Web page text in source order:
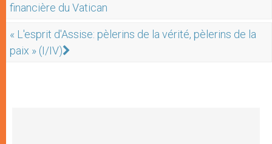
financière du Vatican
« L'esprit d'Assise: pèlerins de la vérité, pèlerins de la
paix » (I/IV)